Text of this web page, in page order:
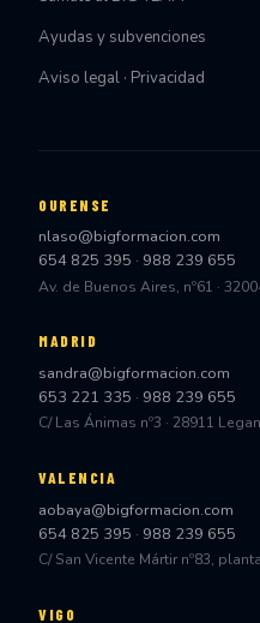
Ayudas y subvenciones
Aviso legal · Privacidad
OURENSE
nlaso@bigformacion.com
654 825 395 · 988 239 655
Av. de Buenos Aires, nº61 ·
MADRID
sandra@bigformacion.com
653 221 335 · 988 239 655
C/ Las Ánimas nº3 · 28911
VALENCIA
aobaya@bigformacion.com
654 825 395 · 988 239 655
C/ San Vicente Mártir nº83,
VIGO